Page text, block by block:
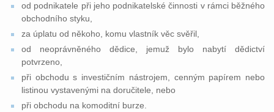
od podnikatele při jeho podnikatelské činnosti v rámci běžného
obchodního styku,
za úplatu od někoho, komu vlastník věc svěřil,
od neoprávněného dědice, jemuž bylo nabytí dědictví
potvrzeno,
při obchodu s investičním nástrojem, cenným papírem nebo
listinou vystavenými na doručitele, nebo
při obchodu na komoditní burze.